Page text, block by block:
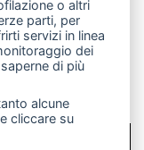
o altri
parti, per
servizi in linea
dei
di più
alcune
cliccare su